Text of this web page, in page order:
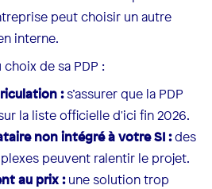
peut choisir un autre
interne.
de sa PDP :
:s’assurer que la PDP
la liste officielle d'ici fin 2026.
non intégré à votre SI :des
peuvent ralentir le projet.
au prix :une solution trop